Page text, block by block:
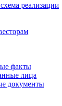
реализации
факты
лица
документы